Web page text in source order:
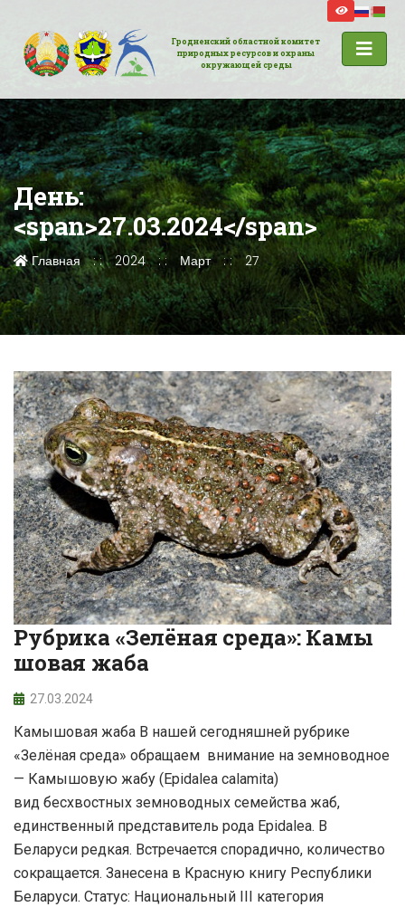
Гродненский областной комитет
природных ресурсов и охраны
окружающей среды
День:
<span>27.03.2024</span>
Главная 2024 Март 27
Рубрика «Зелёная среда»: Камы
шовая жаба
27.03.2024
Камышовая жаба В нашей сегодняшней рубрике
«Зелёная среда» обращаем внимание на земноводное
— Камышовую жабу (Epidalea calamita)
вид бесхвостных земноводных семейства жаб,
единственный представитель рода Epidalea. В
Беларуси редкая. Встречается спорадично, количество
сокращается. Занесена в Красную книгу Республики
Беларуси. Статус: Национальный III категория